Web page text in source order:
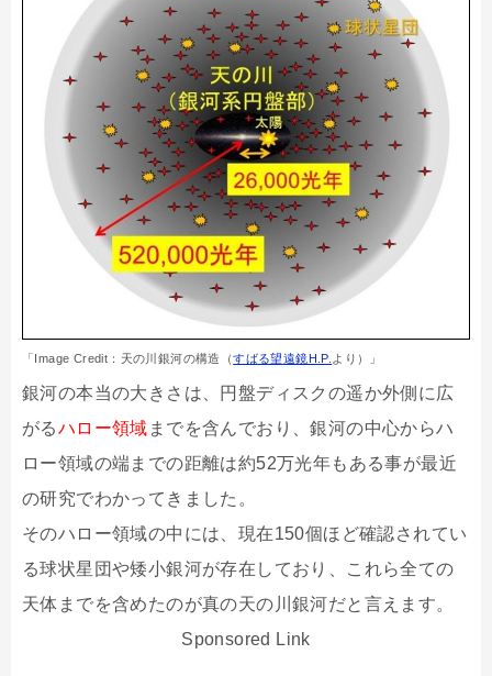
「Image Credit：天の川銀河の構造（すばる望遠鏡H.P. より）」
銀河の本当の大きさは、円盤ディスクの遥か外側に広
がるハロー領域 までを含んでおり、銀河の中心からハ
ロー領域の端までの距離は約52万光年もある事が最近
の研究でわかってきました。
そのハロー領域の中には、現在150個ほど確認されてい
る球状星団や矮小銀河が存在しており、これら全ての
天体までを含めたのが真の天の川銀河だと言えます。
Sponsored Link